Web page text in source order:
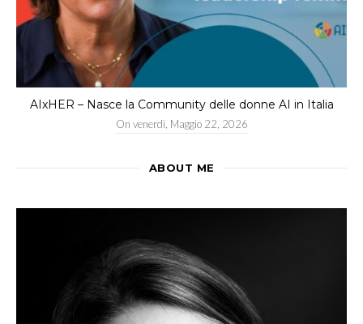
AIxHER – Nasce la Community delle donne AI in Italia
On venerdì, Maggio 22, 2026
ABOUT ME